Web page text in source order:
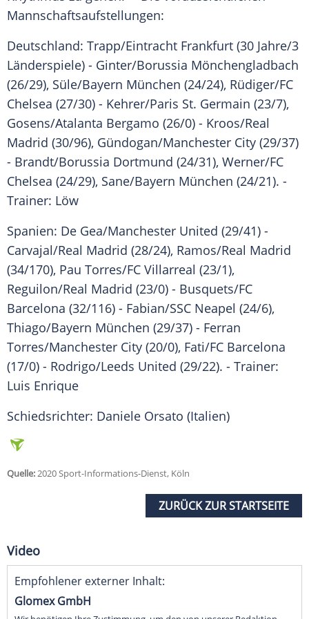
Mannschaftsaufstellungen:
Deutschland: Trapp/Eintracht Frankfurt (30 Jahre/3
Länderspiele) - Ginter/Borussia Mönchengladbach
(26/29), Süle/Bayern München (24/24), Rüdiger/FC
Chelsea (27/30) - Kehrer/Paris St. Germain (23/7),
Gosens/Atalanta Bergamo (26/0) - Kroos/Real
Madrid (30/96), Gündogan/Manchester City (29/37)
- Brandt/Borussia Dortmund (24/31), Werner/FC
Chelsea (24/29), Sane/Bayern München (24/21). -
Trainer: Löw
Spanien: De Gea/Manchester United (29/41) -
Carvajal/Real Madrid (28/24), Ramos/Real Madrid
(34/170), Pau Torres/FC Villarreal (23/1),
Reguilon/Real Madrid (23/0) - Busquets/FC
Barcelona (32/116) - Fabian/SSC Neapel (24/6),
Thiago/Bayern München (29/37) - Ferran
Torres/Manchester City (20/0), Fati/FC Barcelona
(17/0) - Rodrigo/Leeds United (29/22). - Trainer:
Luis Enrique
Schiedsrichter: Daniele Orsato (Italien)
Quelle:2020 Sport-Informations-Dienst, Köln
ZURÜCK ZUR STARTSEITE
Video
Empfohlener externer Inhalt:
Glomex GmbH